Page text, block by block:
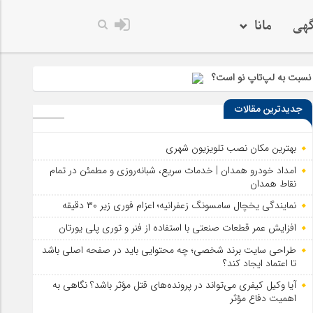
مانا
نسبت به لپ‌تاپ نو است؟
قدرت و مانور پاراموتور
جدیدترین مقالات
بهترین مکان نصب تلویزیون شهری
امداد خودرو همدان | خدمات سریع، شبانه‌روزی و مطمئن در تمام
نقاط همدان
نمایندگی یخچال سامسونگ زعفرانیه؛ اعزام فوری زیر ۳۰ دقیقه
افزایش عمر قطعات صنعتی با استفاده از فنر و توری پلی یورتان
طراحی سایت برند شخصی؛ چه محتوایی باید در صفحه اصلی باشد
تا اعتماد ایجاد کند؟
آیا وکیل کیفری می‌تواند در پرونده‌های قتل مؤثر باشد؟ نگاهی به
اهمیت دفاع مؤثر